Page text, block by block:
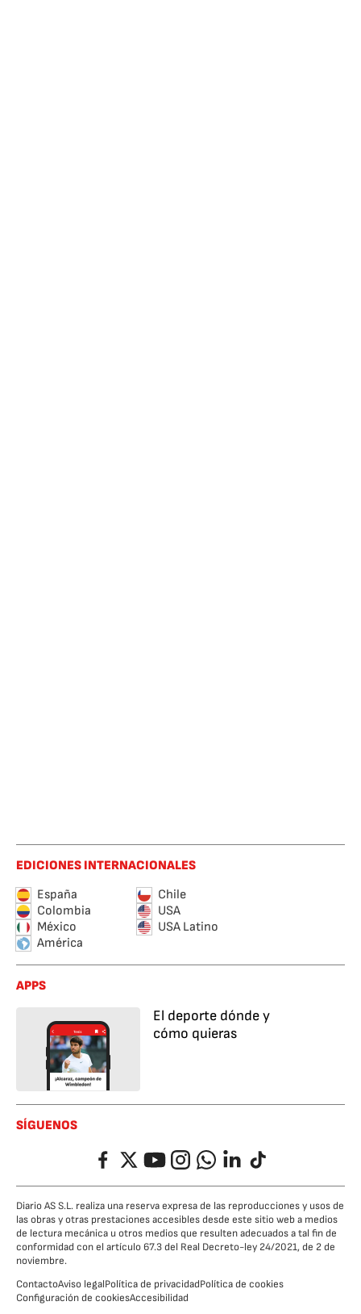
EDICIONES INTERNACIONALES
España
Chile
Colombia
USA
México
USA Latino
América
APPS
El deporte dónde y
cómo quieras
SÍGUENOS
FacebookTwitterYouTubeInstagramWhatsappLinkedIn
TikTok
Diario AS S.L. realiza una reserva expresa de las reproducciones y usos de
las obras y otras prestaciones accesibles desde este sitio web a medios
de lectura mecánica u otros medios que resulten adecuados a tal fin de
conformidad con el artículo 67.3 del Real Decreto-ley 24/2021, de 2 de
noviembre.
ContactoAviso legalPolítica de privacidadPolítica de cookies
Configuración de cookiesAccesibilidad